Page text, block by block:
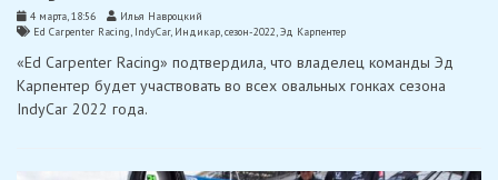
4 марта, 18:56
Илья Навроцкий
Ed Carpenter Racing IndyCar, Индикар сезон-2022 Эд Карпентер
«Ed Carpenter Racing» подтвердила, что владелец команды Эд
Карпентер будет участвовать во всех овальных гонках сезона
IndyCar 2022 года.